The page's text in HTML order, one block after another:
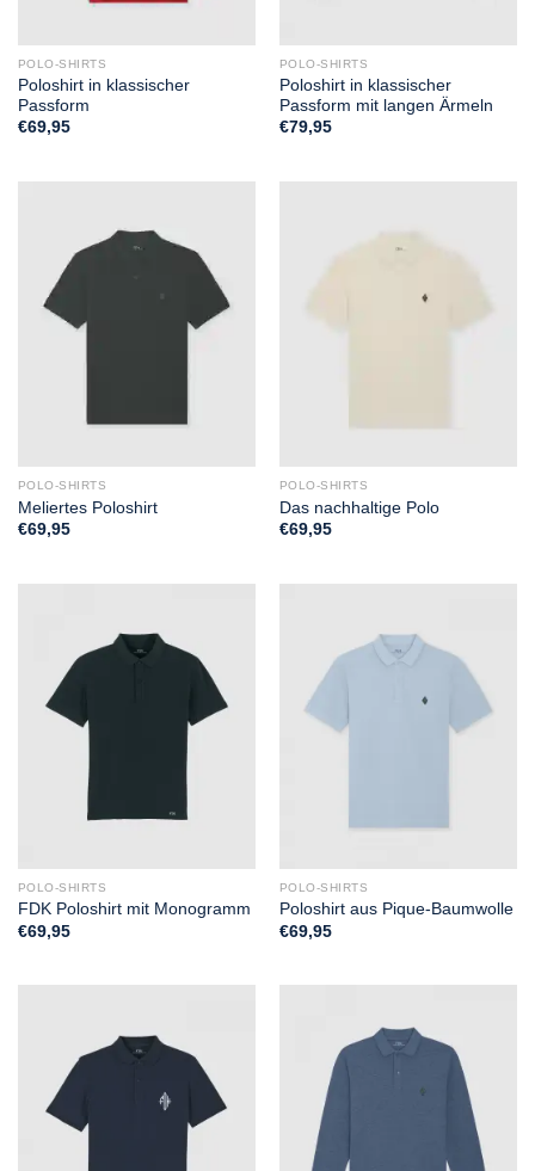
POLO-SHIRTS
Poloshirt in klassischer
Passform
€69,95
POLO-SHIRTS
Poloshirt in klassischer
Passform mit langen Ärmeln
€79,95
POLO-SHIRTS
Meliertes Poloshirt
€69,95
POLO-SHIRTS
Das nachhaltige Polo
€69,95
POLO-SHIRTS
FDK Poloshirt mit Monogramm
€69,95
POLO-SHIRTS
Poloshirt aus Pique-Baumwolle
€69,95